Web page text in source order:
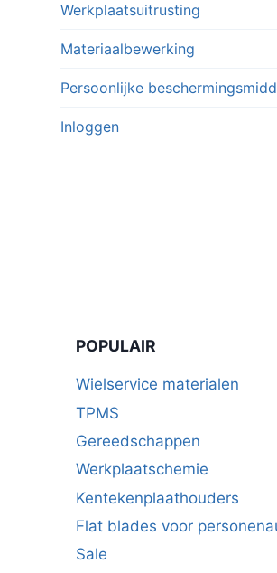
Werkplaatsuitrusting
Materiaalbewerking
Persoonlijke
Inloggen
POPULAIR
Wielservice materialen
TPMS
Gereedschappen
Werkplaatschemie
Kentekenplaathouders
Flat blades voor
Sale